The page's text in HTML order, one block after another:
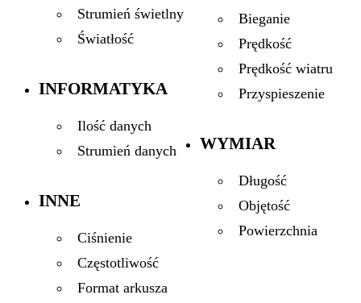
Strumień świetlny
Światłość
INFORMATYKA
Ilość danych
Strumień danych
INNE
Ciśnienie
Częstotliwość
Format arkusza
Bieganie
Prędkość
Prędkość wiatru
Przyspieszenie
WYMIAR
Długość
Objętość
Powierzchnia